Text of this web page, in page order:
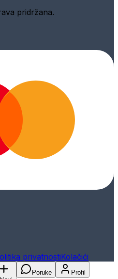
pridržana.
privatnostiKolačići
Poruke Profil